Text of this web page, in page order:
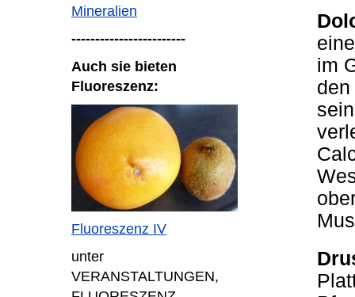
Mineralien
------------------------
Auch sie bieten
Fluoreszenz:
Fluoreszenz IV
unter
VERANSTALTUNGEN,
im